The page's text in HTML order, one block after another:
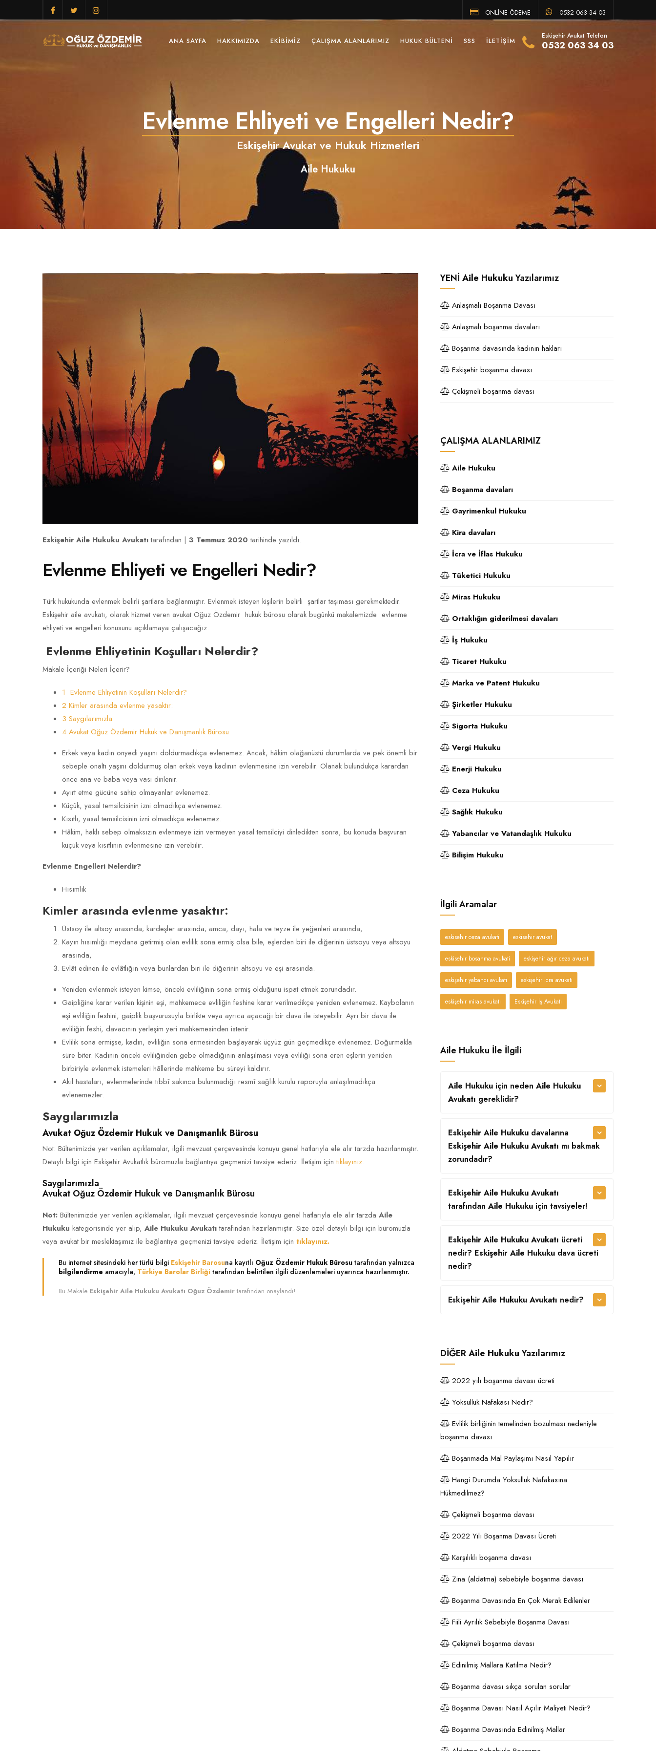
ONLİNE ÖDEME 0532 063 34 03
ANA SAYFA HAKKIMIZDA EKIBIMIZ ÇALIŞMA ALANLARIMIZ HUKUK BÜLTENI SSS İLETIŞIM
Eskişehir Avukat Telefon
0532 063 34 03
Evlenme Ehliyeti ve Engelleri Nedir?
Eskişehir Avukat ve Hukuk Hizmetleri
Aile Hukuku
Eskişehir Aile Hukuku Avukatıtarafından | 3 Temmuz 2020 tarihinde yazıldı.
Evlenme Ehliyeti ve Engelleri Nedir?
Türk hukukunda evlenmek belirli şartlara bağlanmıştır. Evlenmek isteyen kişilerin belirli şartlar taşıması gerekmektedir.
Eskişehir aile avukatı, olarak hizmet veren avukat Oğuz Özdemir hukuk bürosu olarak bugünkü makalemizde evlenme
ehliyeti ve engelleri konusunu açıklamaya çalışacağız.
Evlenme Ehliyetinin Koşulları Nelerdir?
Makale İçeriği Neleri İçerir?
1 Evlenme Ehliyetinin Koşulları Nelerdir?
2 Kimler arasında evlenme yasaktır:
3 Saygılarımızla
4 Avukat Oğuz Özdemir Hukuk ve Danışmanlık Bürosu
Erkek veya kadın onyedi yaşını doldurmadıkça evlenemez. Ancak, hâkim olağanüstü durumlarda ve pek önemli bir
sebeple onaltı yaşını doldurmuş olan erkek veya kadının evlenmesine izin verebilir. Olanak bulundukça karardan
önce ana ve baba veya vasi dinlenir.
Ayırt etme gücüne sahip olmayanlar evlenemez.
Küçük, yasal temsilcisinin izni olmadıkça evlenemez.
Kısıtlı, yasal temsilcisinin izni olmadıkça evlenemez.
Hâkim, haklı sebep olmaksızın evlenmeye izin vermeyen yasal temsilciyi dinledikten sonra, bu konuda başvuran
küçük veya kısıtlının evlenmesine izin verebilir.
Evlenme Engelleri Nelerdir?
Hısımlık
Kimler arasında evlenme yasaktır:
Üstsoy ile altsoy arasında; kardeşler arasında; amca, dayı, hala ve teyze ile yeğenleri arasında,
Kayın hısımlığı meydana getirmiş olan evlilik sona ermiş olsa bile, eşlerden biri ile diğerinin üstsoyu veya altsoyu
arasında,
Evlât edinen ile evlâtlığın veya bunlardan biri ile diğerinin altsoyu ve eşi arasında.
Yeniden evlenmek isteyen kimse, önceki evliliğinin sona ermiş olduğunu ispat etmek zorundadır.
Gaipliğine karar verilen kişinin eşi, mahkemece evliliğin feshine karar verilmedikçe yeniden evlenemez. Kaybolanın
eşi evliliğin feshini, gaiplik başvurusuyla birlikte veya ayrıca açacağı bir dava ile isteyebilir. Ayrı bir dava ile
evliliğin feshi, davacının yerleşim yeri mahkemesinden istenir.
Evlilik sona ermişse, kadın, evliliğin sona ermesinden başlayarak üçyüz gün geçmedikçe evlenemez. Doğurmakla
süre biter. Kadının önceki evliliğinden gebe olmadığının anlaşılması veya evliliği sona eren eşlerin yeniden
birbiriyle evlenmek istemeleri hâllerinde mahkeme bu süreyi kaldırır.
Akıl hastaları, evlenmelerinde tıbbî sakınca bulunmadığı resmî sağlık kurulu raporuyla anlaşılmadıkça
evlenemezler.
Saygılarımızla
Avukat Oğuz Özdemir Hukuk ve Danışmanlık Bürosu
Not: Bültenimizde yer verilen açıklamalar, ilgili mevzuat çerçevesinde konuyu genel hatlarıyla ele alır tarzda hazırlanmıştır.
Detaylı bilgi için Eskişehir Avukatlık büromuzla bağlantıya geçmenizi tavsiye ederiz. İletişim içintıklayınız.
Saygılarımızla
Avukat Oğuz Özdemir Hukuk ve Danışmanlık Bürosu
Not: Bültenimizde yer verilen açıklamalar, ilgili mevzuat çerçevesinde konuyu genel hatlarıyla ele alır tarzda Aile
Hukuku kategorisinde yer alıp, Aile Hukuku Avukatıtarafından hazırlanmıştır. Size özel detaylı bilgi için büromuzla
veya avukat bir meslektaşımız ile bağlantıya geçmenizi tavsiye ederiz. İletişim için tıklayınız.
Bu internet sitesindeki her türlü bilgi Eskişehir Barosuna kayıtlı Oğuz Özdemir Hukuk Bürosu tarafından yalnızca
bilgilendirme amacıyla, Türkiye Barolar Birliği tarafından belirtilen ilgili düzenlemeleri uyarınca hazırlanmıştır.
Bu Makale Eskişehir Aile Hukuku Avukatı Oğuz Özdemir tarafından onaylandı!
YENİ Aile HukukuYazılarımız
Anlaşmalı Boşanma Davası
Anlaşmalı boşanma davaları
Boşanma davasında kadının hakları
Eskişehir boşanma davası
Çekişmeli boşanma davası
ÇALIŞMA ALANLARIMIZ
Aile Hukuku
Boşanma davaları
Gayrimenkul Hukuku
Kira davaları
İcra ve İflas Hukuku
Tüketici Hukuku
Miras Hukuku
Ortaklığın giderilmesi davaları
İş Hukuku
Ticaret Hukuku
Marka ve Patent Hukuku
Şirketler Hukuku
Sigorta Hukuku
Vergi Hukuku
Enerji Hukuku
Ceza Hukuku
Sağlık Hukuku
Yabancılar ve Vatandaşlık Hukuku
Bilişim Hukuku
İlgili Aramalar
eskisehir ceza avukati eskisehir avukat
eskisehir bosanma avukati eskişehir ağır ceza avukatı
eskişehir yabancı avukatı eskişehir icra avukatı
eskişehir miras avukatı Eskişehir İş Avukatı
Aile Hukuku İle İlgili
Aile Hukuku için neden Aile Hukuku
Avukatı gereklidir?
Eskişehir Aile Hukuku davalarına
Eskişehir Aile Hukuku Avukatı mı bakmak
zorundadır?
Eskişehir Aile Hukuku Avukatı
tarafından Aile Hukuku için tavsiyeler!
Eskişehir Aile Hukuku Avukatı ücreti
nedir? Eskişehir Aile Hukuku dava ücreti
nedir?
Eskişehir Aile Hukuku Avukatı nedir?
DİĞERAile HukukuYazılarımız
2022 yılı boşanma davası ücreti
Yoksulluk Nafakası Nedir?
Evlilik birliğinin temelinden bozulması nedeniyle
boşanma davası
Boşanmada Mal Paylaşımı Nasıl Yapılır
Hangi Durumda Yoksulluk Nafakasına
Hükmedilmez?
Çekişmeli boşanma davası
2022 Yılı Boşanma Davası Ücreti
Karşılıklı boşanma davası
Zina (aldatma) sebebiyle boşanma davası
Boşanma Davasında En Çok Merak Edilenler
Fiili Ayrılık Sebebiyle Boşanma Davası
Çekişmeli boşanma davası
Edinilmiş Mallara Katılma Nedir?
Boşanma davası sıkça sorulan sorular
Boşanma Davası Nasıl Açılır Maliyeti Nedir?
Boşanma Davasında Edinilmiş Mallar